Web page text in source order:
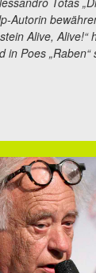
Autorin
Alive, Alive!“
in Poes